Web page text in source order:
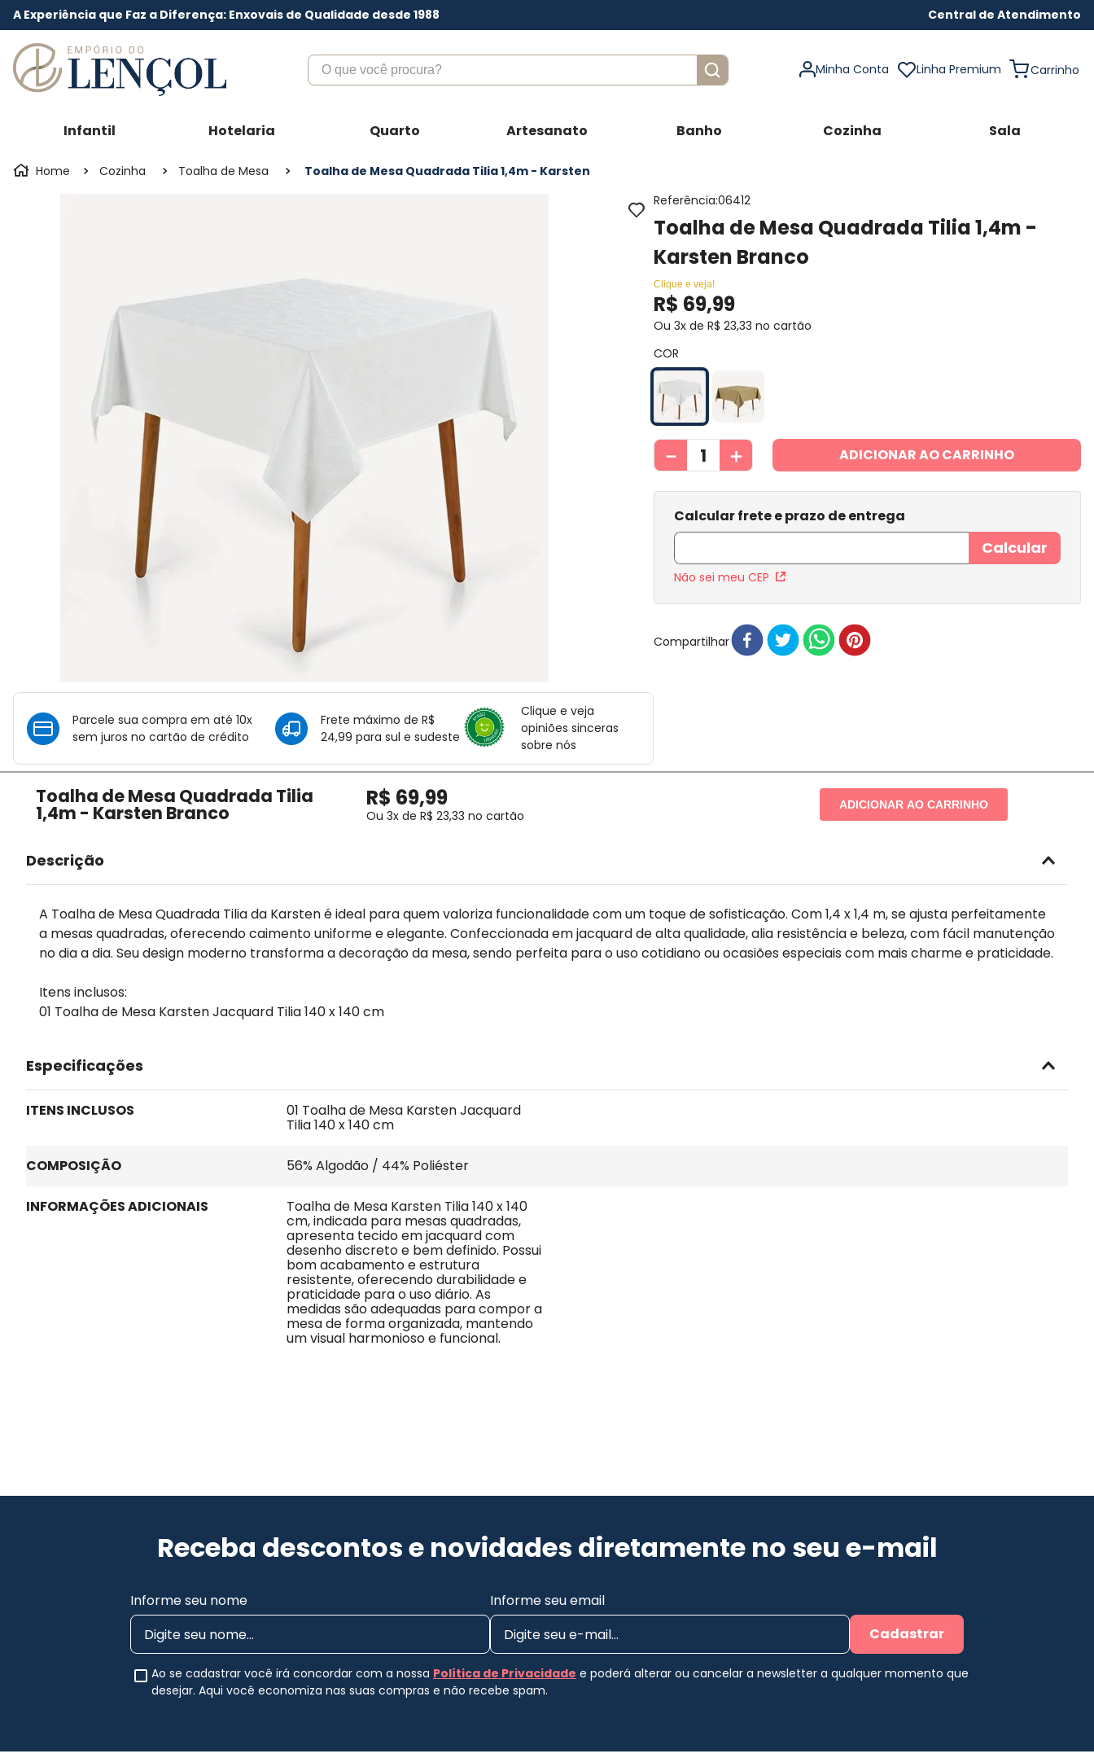
A Experiência que Faz a Diferença: Enxovais de Qualidade desde 1988 Central de Atendimento
O que você procura?
Minha Conta Linha Premium
Infantil Hotelaria Quarto Artesanato Banho Cozinha Sala
Cozinha Toalha de Mesa Toalha de Mesa Quadrada Tilia 1,4m - Karsten
Parcele sua compra em até 10x
sem juros no cartão de crédito
Frete máximo de R$
24,99 para sul e sudeste
Clique e veja
opiniões sinceras
sobre nós
Referência:06412
Toalha de Mesa Quadrada Tilia 1,4m -
Karsten Branco
Clique e veja!
R$ 69,99
Ou3x deR$ 23,33 no cartão
COR
＋
－ ADICIONAR AO CARRINHO
Não sei meu CEP
Compartilhar
Toalha de Mesa Quadrada Tilia
1,4m - Karsten Branco
R$ 69,99
Ou3x deR$ 23,33 no cartão
ADICIONAR AO CARRINHO
Descrição
A Toalha de Mesa Quadrada Tilia da Karsten é ideal para quem valoriza funcionalidade com um toque de sofisticação. Com 1,4 x 1,4 m, se ajusta perfeitamente
a mesas quadradas, oferecendo caimento uniforme e elegante. Confeccionada em jacquard de alta qualidade, alia resistência e beleza, com fácil manutenção
no dia a dia. Seu design moderno transforma a decoração da mesa, sendo perfeita para o uso cotidiano ou ocasiões especiais com mais charme e praticidade.
Itens inclusos:
01 Toalha de Mesa Karsten Jacquard Tilia 140 x 140 cm
Especificações
ITENS INCLUSOS 01 Toalha de Mesa Karsten Jacquard
Tilia 140 x 140 cm
COMPOSIÇÃO 56% Algodão / 44% Poliéster
INFORMAÇÕES ADICIONAIS Toalha de Mesa Karsten Tilia 140 x 140
cm, indicada para mesas quadradas,
apresenta tecido em jacquard com
desenho discreto e bem definido. Possui
bom acabamento e estrutura
resistente, oferecendo durabilidade e
praticidade para o uso diário. As
medidas são adequadas para compor a
mesa de forma organizada, mantendo
um visual harmonioso e funcional.
Receba descontos e novidades diretamente no seu e-mail
Informe seu nome
Informe seu email
Cadastrar
Ao se cadastrar você irá concordar com a nossa Política de Privacidade e poderá alterar ou cancelar a newsletter a qualquer momento que
desejar. Aqui você economiza nas suas compras e não recebe spam.